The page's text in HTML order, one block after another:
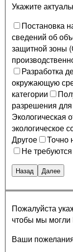
Укажите
Постановка
сведений об
защитной зоны
Разработка
окружающую
категории
разрешения
Экологическая
экологическое
Другое
Точно
Не требуются
Назад Далее
Пожалуйста
чтобы мы
Ваши пожелания